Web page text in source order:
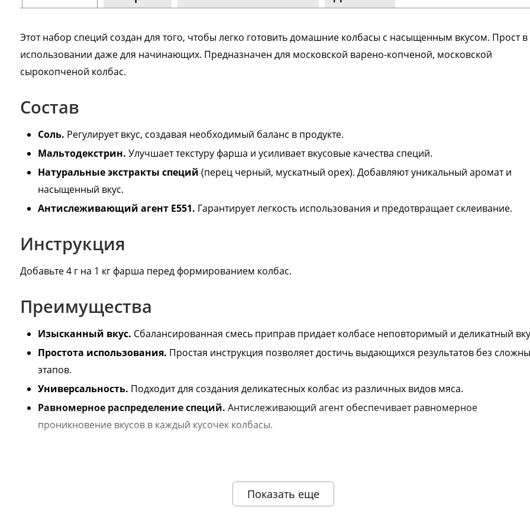
8 000+ читателей
Этот набор специй создан для того, чтобы легко готовить домашние колбасы с насыщенным вкусом. Прост в
использовании даже для начинающих. Предназначен для московской варено-копченой, московской
сырокопченой колбас.
Состав
Соль. Регулирует вкус, создавая необходимый баланс в продукте.
Мальтодекстрин. Улучшает текстуру фарша и усиливает вкусовые качества специй.
Натуральные экстракты специй (перец черный, мускатный орех). Добавляют уникальный аромат и
насыщенный вкус.
Антислеживающий агент Е551. Гарантирует легкость использования и предотвращает склеивание.
Инструкция
Добавьте 4 г на 1 кг фарша перед формированием колбас.
Преимущества
Изысканный вкус. Сбалансированная смесь приправ придает колбасе неповторимый и деликатный
Простота использования. Простая инструкция позволяет достичь выдающихся результатов без
этапов.
Универсальность. Подходит для создания деликатесных колбас из различных видов мяса.
Равномерное распределение специй. Антислеживающий агент обеспечивает равномерное
проникновение вкусов в каждый кусочек колбасы.
Показать еще